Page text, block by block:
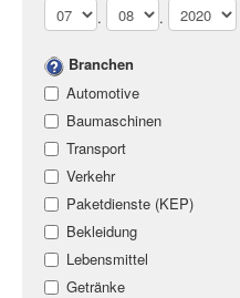
.
.
Branchen
Automotive
Baumaschinen
Transport
Verkehr
Paketdienste (KEP)
Bekleidung
Lebensmittel
Getränke